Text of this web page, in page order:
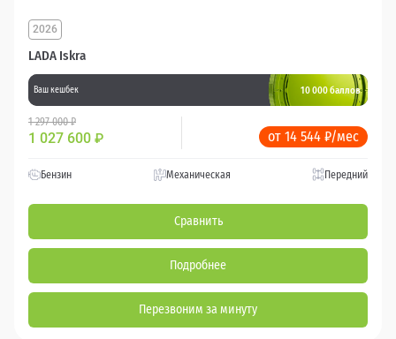
LADA Iskra
2026
Ваш кешбек 10 000 баллов
1 297 000 ₽
1 027 600 ₽ от 14 544 ₽/мес
Бензин Механическая Передний
Сравнить
Подробнее
Перезвоним за минуту